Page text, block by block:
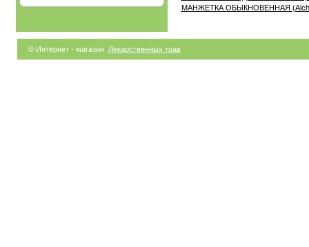
МАНЖЕТКА ОБЫКНОВЕННАЯ
© Интернет - магазин Лекарственных трав